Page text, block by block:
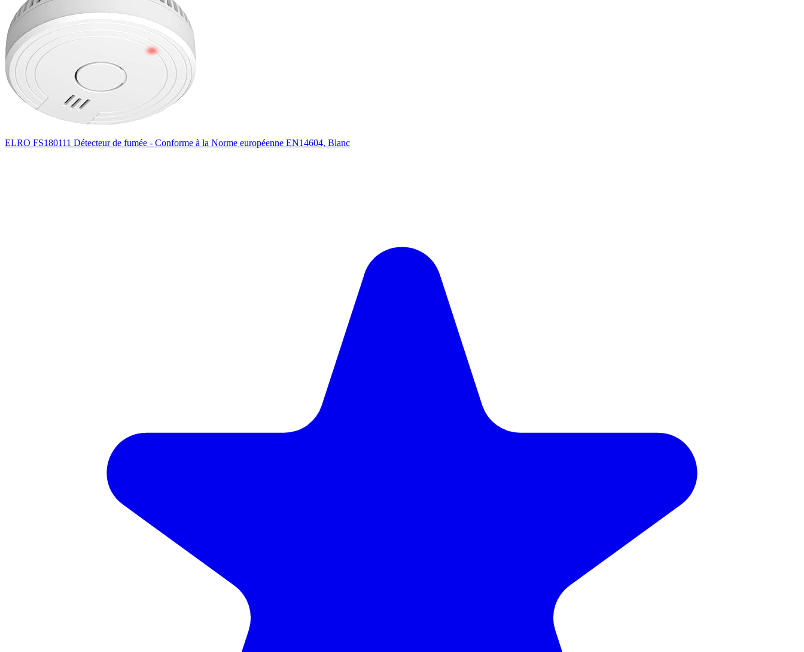
ELRO FS180111 Détecteur de fumée - Conforme à la Norme européenne EN14604, Blanc